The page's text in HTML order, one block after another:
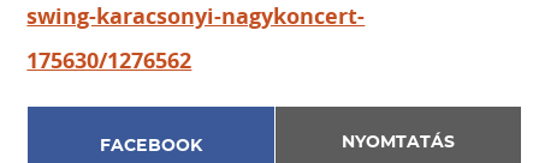
swing-karacsonyi-nagykoncert-
175630/1276562
FACEBOOK NYOMTATÁS